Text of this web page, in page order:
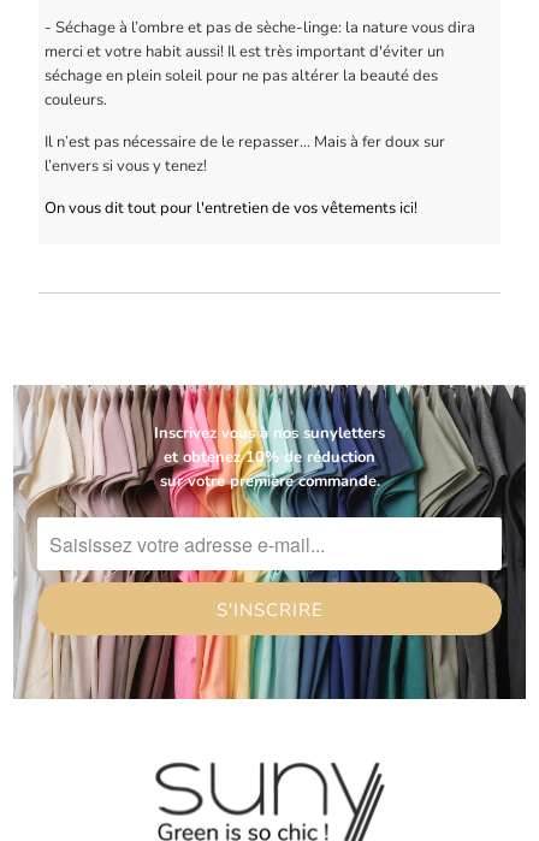
- Séchage à l’ombre et pas de sèche-linge: la nature vous dira
merci et votre habit aussi! Il est très important d'éviter un
séchage en plein soleil pour ne pas altérer la beauté des
couleurs.
Il n’est pas nécessaire de le repasser… Mais à fer doux sur
l’envers si vous y tenez!
On vous dit tout pour l'entretien de vos vêtements ici!
Inscrivez vous à nos sunyletters
et obtenez 10% de réduction
sur votre première commande.